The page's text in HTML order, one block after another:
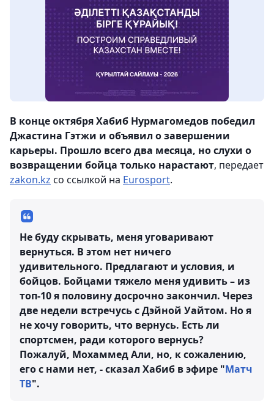
В конце октября Хабиб Нурмагомедов победил
Джастина Гэтжи и объявил о завершении
карьеры. Прошло всего два месяца, но слухи о
возвращении бойца только нарастают, передает
zakon.kz со ссылкой на Eurosport.
Не буду скрывать, меня уговаривают
вернуться. В этом нет ничего
удивительного. Предлагают и условия, и
бойцов. Бойцами тяжело меня удивить – из
топ-10 я половину досрочно закончил. Через
две недели встречусь с Дэйной Уайтом. Но я
не хочу говорить, что вернусь. Есть ли
спортсмен, ради которого вернусь?
Пожалуй, Мохаммед Али, но, к сожалению,
его с нами нет, - сказал Хабиб в эфире "Матч
ТВ".